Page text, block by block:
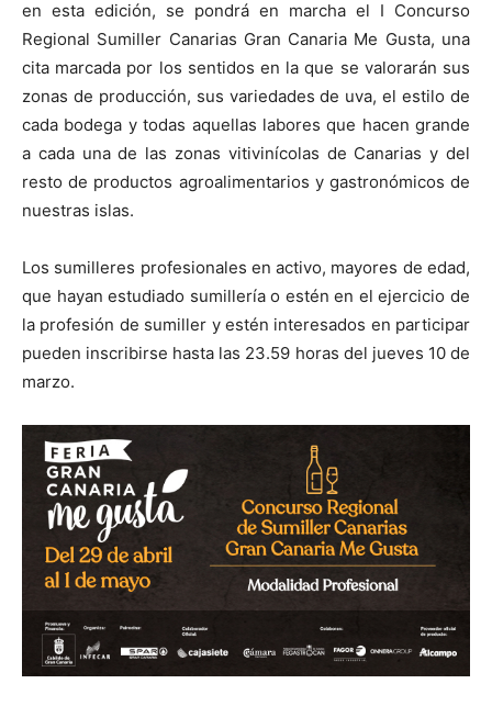
en esta edición, se pondrá en marcha el I Concurso
Regional Sumiller Canarias Gran Canaria Me Gusta, una
cita marcada por los sentidos en la que se valorarán sus
zonas de producción, sus variedades de uva, el estilo de
cada bodega y todas aquellas labores que hacen grande
a cada una de las zonas vitivinícolas de Canarias y del
resto de productos agroalimentarios y gastronómicos de
nuestras islas.
Los sumilleres profesionales en activo, mayores de edad,
que hayan estudiado sumillería o estén en el ejercicio de
la profesión de sumiller y estén interesados en participar
pueden inscribirse hasta las 23.59 horas del jueves 10 de
marzo.